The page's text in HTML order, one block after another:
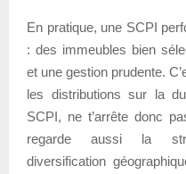
En pratique, une SCPI
: des immeubles bien
et une gestion prudente.
les distributions sur la
SCPI, ne t’arrête donc
regarde aussi la
diversification